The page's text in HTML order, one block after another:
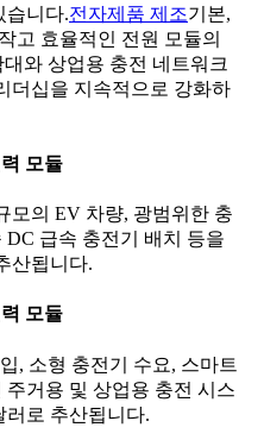
습니다.전자제품 제조기본,
고 효율적인 전원 모듈의
와 상업용 충전 네트워크
더십을 지속적으로 강화하
모듈
모의 EV 차량, 광범위한 충
급속 충전기 배치 등을
산됩니다.
모듈
, 소형 충전기 수요, 스마트
거용 및 상업용 충전 시스
러로 추산됩니다.